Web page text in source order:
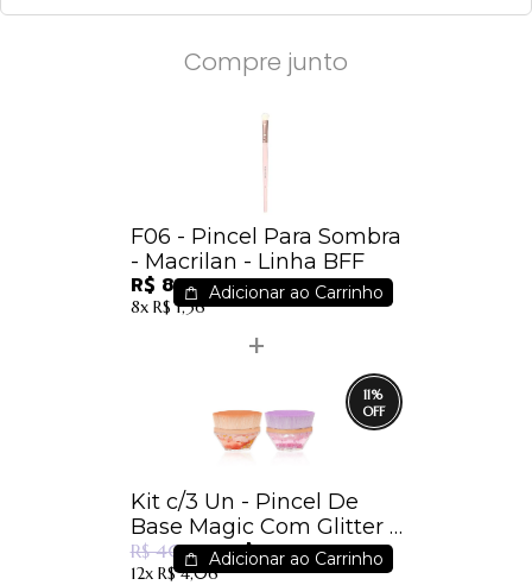
Compre junto
F06 - Pincel Para Sombra
- Macrilan - Linha BFF
R$ 8,80
8x R$ 1,36
Adicionar ao Carrinho
11%
Kit c/3 Un - Pincel De
Base Magic Com Glitter -
Im
R$ 40,50 R$ 36,00
12x R$ 4,06
Adicionar ao Carrinho